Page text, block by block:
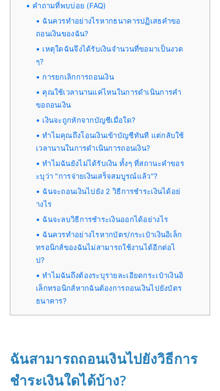
คำถามที่พบบ่อย (FAQ)
ฉันควรทำอย่างไรหากธนาคารปฏิเสธคำขอ
ถอนเงินของฉัน?
เหตุใดฉันจึงได้รับเงินจำนวนที่ขอมาเป็นงวด
ๆ?
การยกเลิกการถอนเงิน
คุณใช้เวลานานแค่ไหนในการดำเนินการคำ
ขอถอนเงิน
เงินจะถูกหักจากบัญชีเมื่อใด?
ทำไมคุณถึงโอนเงินเข้าบัญชีทันที แต่กลับใช้
เวลานานในการดำเนินการถอนเงิน?
ทำไมฉันยังไม่ได้รับเงิน ทั้งๆ ที่สถานะคำขอร
ะบุว่า "การจ่ายเงินเสร็จสมบูรณ์แล้ว"?
ฉันจะถอนเงินไปยัง 2 วิธีการชำระเงินได้อย่
างไร
ฉันจะลบวิธีการชำระเงินออกได้อย่างไร
ฉันควรทำอย่างไรหากบัตร/กระเป๋าเงินอิเล็ก
ทรอนิกส์ของฉันไม่สามารถใช้งานได้อีกต่อไ
ป?
ทำไมฉันถึงต้องระบุรายละเอียดกระเป๋าเงินอิ
เล็กทรอนิกส์หากฉันต้องการถอนเงินไปยังบัตร
ธนาคาร?
ฉันสามารถถอนเงินไปยังวิธีการ
ชำระเงินใดได้บ้าง?